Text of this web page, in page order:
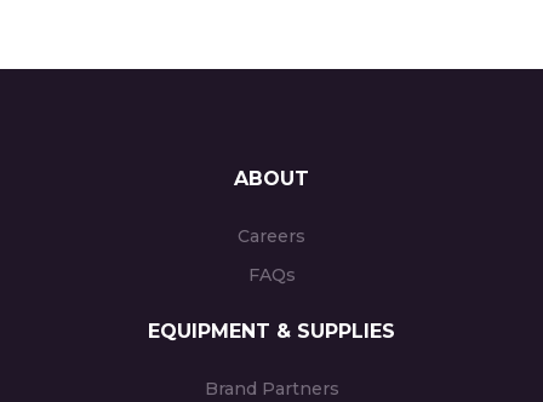
ABOUT
Careers
FAQs
EQUIPMENT & SUPPLIES
Brand Partners